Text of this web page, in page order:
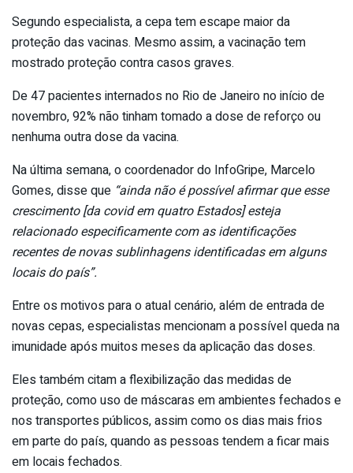
Segundo especialista, a cepa tem escape maior da
proteção das vacinas. Mesmo assim, a vacinação tem
mostrado proteção contra casos graves.
De 47 pacientes internados no Rio de Janeiro no início de
novembro, 92% não tinham tomado a dose de reforço ou
nenhuma outra dose da vacina.
Na última semana, o coordenador do InfoGripe, Marcelo
Gomes, disse que “ainda não é possível afirmar que esse
crescimento [da covid em quatro Estados] esteja
relacionado especificamente com as identificações
recentes de novas sublinhagens identificadas em alguns
locais do país”.
Entre os motivos para o atual cenário, além de entrada de
novas cepas, especialistas mencionam a possível queda na
imunidade após muitos meses da aplicação das doses.
Eles também citam a flexibilização das medidas de
proteção, como uso de máscaras em ambientes fechados e
nos transportes públicos, assim como os dias mais frios
em parte do país, quando as pessoas tendem a ficar mais
em locais fechados.